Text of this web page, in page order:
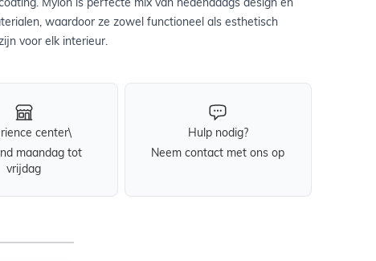
waardoor ze zowel functioneel als esthetisch
voor elk interieur.
center\
maandag tot
vrijdag
Hulp nodig?
Neem contact met ons op